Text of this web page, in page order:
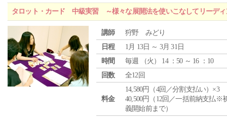
タロット・カード 中級実習 ～様々な展開法を使いこなしてリーディ
講師
狩野 みどり
日程
1月 13日 ～ 3月 31日
時間
毎週 （火 ） 14 ：50 ～ 16 ：10
回数
全12回
料金
14,580円（4回／分割支払い）×3
40,500円（12回／一括前納支払※
義開始前まで）